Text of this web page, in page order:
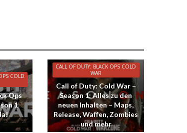
COLD
Ops
1
CALL OF DUTY: BLACK OPS COLD
WAR
Call of Duty: Cold War –
Season 1: Alles zu den
neuen Inhalten – Maps,
Release, Waffen, Zombies
und mehr